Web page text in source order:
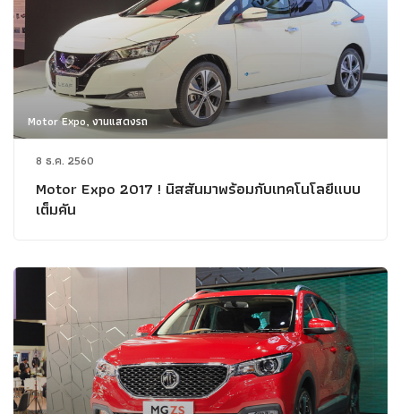
Motor Expo, งานแสดงรถ
8 ธ.ค. 2560
Motor Expo 2017 ! นิสสันมาพร้อมกับเทคโนโลยีแบบ
เต็มคัน